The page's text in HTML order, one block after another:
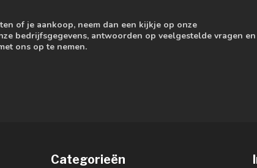
of je aankoop, neem dan een kijkje op onze
bedrijfsgegevens, antwoorden op veelgestelde vragen en
ons op te nemen.
Categorieën